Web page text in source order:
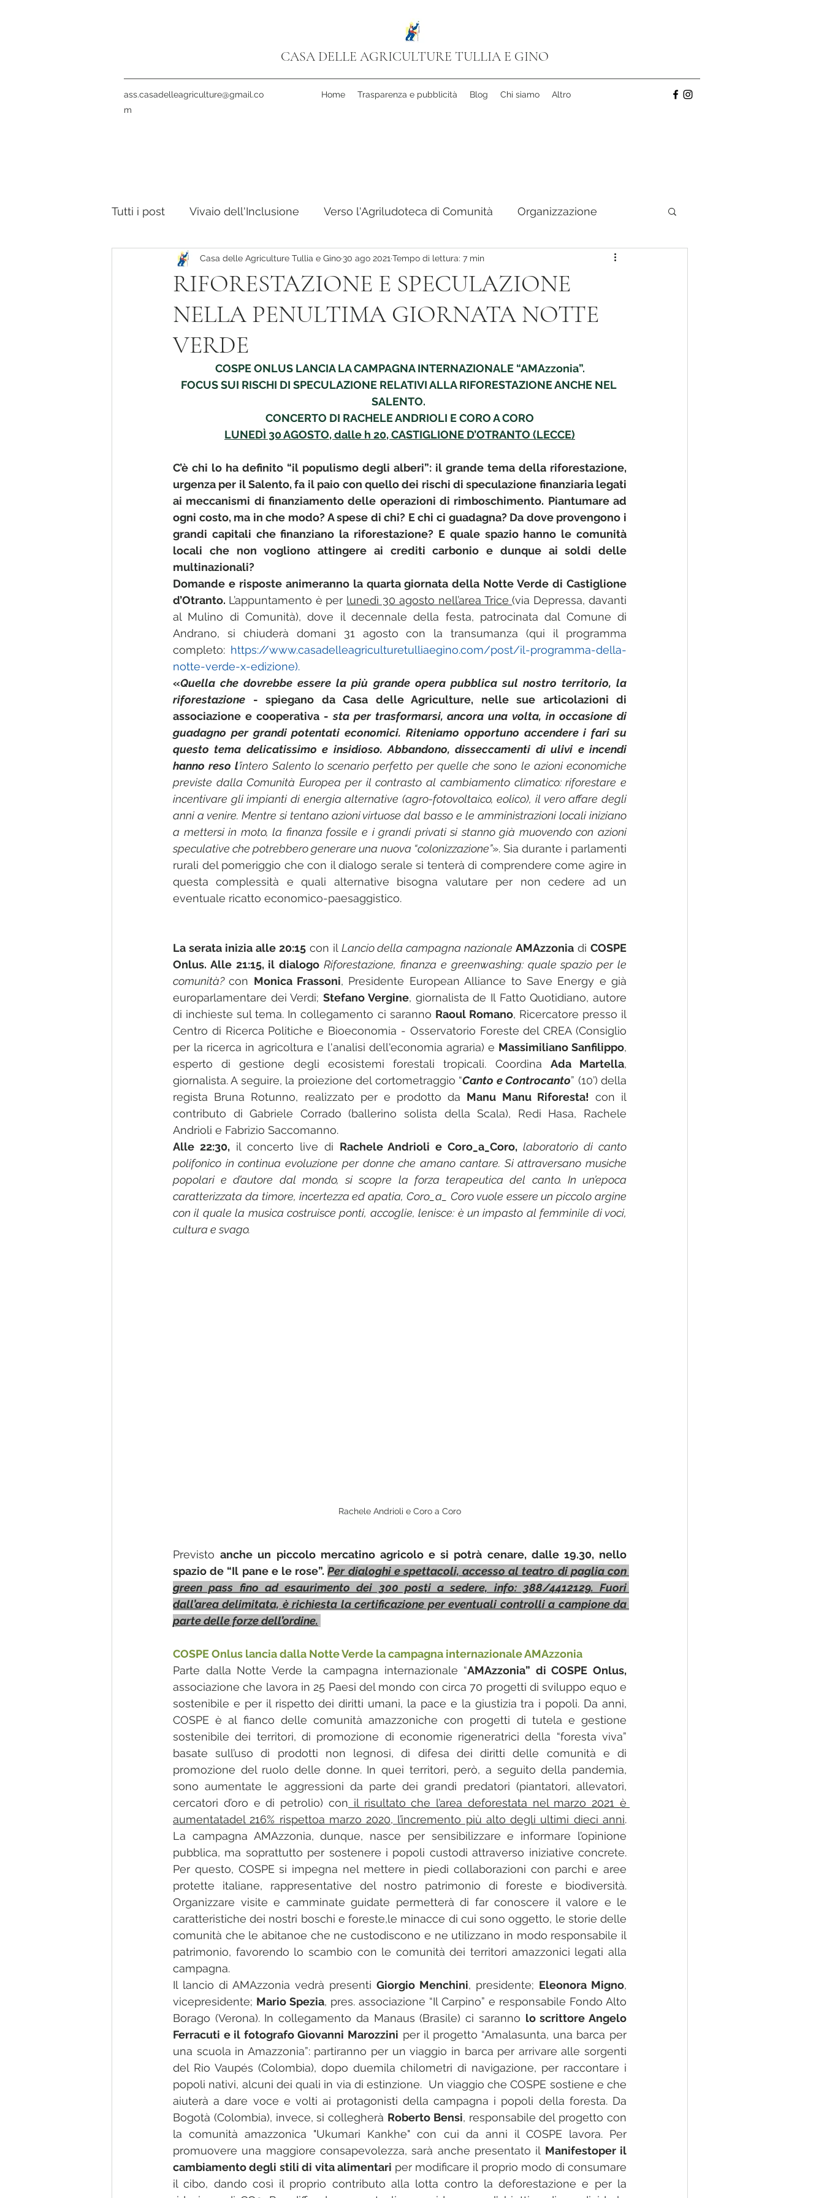
CASA DELLE AGRICULTURE TULLIA E GINO
ass.casadelleagriculture@gmail.co
m
Home Trasparenza e pubblicità Blog Chi siamo Altro
Tutti i post Vivaio dell'Inclusione Verso l'Agriludoteca di Comunità Organizzazione
Notte Verde La nostra Cooperativa Progetto Cinema Libri in Cammino
E' fatto giorno
RIFORESTAZIONE E SPECULAZIONE
NELLA PENULTIMA GIORNATA NOTTE
VERDE
Casa delle Agriculture Tullia e Gino 30 ago 2021 Tempo di lettura: 7 min
COSPE ONLUS LANCIA LA CAMPAGNA INTERNAZIONALE “AMAzzonia”.
FOCUS SUI RISCHI DI SPECULAZIONE RELATIVI ALLA RIFORESTAZIONE ANCHE NEL
SALENTO.
CONCERTO DI RACHELE ANDRIOLI E CORO A CORO
LUNEDÌ 30 AGOSTO, dalle h 20, CASTIGLIONE D’OTRANTO (LECCE)
C’è chi lo ha definito “il populismo degli alberi”: il grande tema della riforestazione,
urgenza per il Salento, fa il paio con quello dei rischi di speculazione finanziaria legati
ai meccanismi di finanziamento delle operazioni di rimboschimento. Piantumare ad
ogni costo, ma in che modo? A spese di chi? E chi ci guadagna? Da dove provengono i
grandi capitali che finanziano la riforestazione? E quale spazio hanno le comunità
locali che non vogliono attingere ai crediti carbonio e dunque ai soldi delle
multinazionali?
Domande e risposte animeranno la quarta giornata della Notte Verde di Castiglione
d’Otranto. L’appuntamento è per lunedì 30 agosto nell’area Trice (via Depressa, davanti
al Mulino di Comunità), dove il decennale della festa, patrocinata dal Comune di
Andrano, si chiuderà domani 31 agosto con la transumanza (qui il programma
completo: https://www.casadelleagriculturetulliaegino.com/post/il-programma-della-
notte-verde-x-edizione).
«Quella che dovrebbe essere la più grande opera pubblica sul nostro territorio, la
riforestazione - spiegano da Casa delle Agriculture, nelle sue articolazioni di
associazione e cooperativa - sta per trasformarsi, ancora una volta, in occasione di
guadagno per grandi potentati economici. Riteniamo opportuno accendere i fari su
questo tema delicatissimo e insidioso. Abbandono, disseccamenti di ulivi e incendi
hanno reso l’intero Salento lo scenario perfetto per quelle che sono le azioni economiche
previste dalla Comunità Europea per il contrasto al cambiamento climatico: riforestare e
incentivare gli impianti di energia alternative (agro-fotovoltaico, eolico), il vero affare degli
anni a venire. Mentre si tentano azioni virtuose dal basso e le amministrazioni locali iniziano
a mettersi in moto, la finanza fossile e i grandi privati si stanno già muovendo con azioni
speculative che potrebbero generare una nuova “colonizzazione”». Sia durante i parlamenti
rurali del pomeriggio che con il dialogo serale si tenterà di comprendere come agire in
questa complessità e quali alternative bisogna valutare per non cedere ad un
eventuale ricatto economico-paesaggistico.
La serata inizia alle 20:15 con il Lancio della campagna nazionale AMAzzonia di COSPE
Onlus. Alle 21:15, il dialogo Riforestazione, finanza e greenwashing: quale spazio per le
comunità? con Monica Frassoni, Presidente European Alliance to Save Energy e già
europarlamentare dei Verdi; Stefano Vergine, giornalista de Il Fatto Quotidiano, autore
di inchieste sul tema. In collegamento ci saranno Raoul Romano, Ricercatore presso il
Centro di Ricerca Politiche e Bioeconomia - Osservatorio Foreste del CREA (Consiglio
per la ricerca in agricoltura e l'analisi dell'economia agraria) e Massimiliano Sanfilippo,
esperto di gestione degli ecosistemi forestali tropicali. Coordina Ada Martella,
giornalista. A seguire, la proiezione del cortometraggio “Canto e Controcanto” (10’) della
regista Bruna Rotunno, realizzato per e prodotto da Manu Manu Riforesta! con il
contributo di Gabriele Corrado (ballerino solista della Scala), Redi Hasa, Rachele
Andrioli e Fabrizio Saccomanno.
Alle 22:30, il concerto live di Rachele Andrioli e Coro_a_Coro, laboratorio di canto
polifonico in continua evoluzione per donne che amano cantare. Si attraversano musiche
popolari e d’autore dal mondo, si scopre la forza terapeutica del canto. In un’epoca
caratterizzata da timore, incertezza ed apatia, Coro_a_ Coro vuole essere un piccolo argine
con il quale la musica costruisce ponti, accoglie, lenisce: è un impasto al femminile di voci,
cultura e svago.
Rachele Andrioli e Coro a Coro
Previsto anche un piccolo mercatino agricolo e si potrà cenare, dalle 19.30, nello
spazio de “Il pane e le rose”. Per dialoghi e spettacoli, accesso al teatro di paglia con
green pass fino ad esaurimento dei 300 posti a sedere, info: 388/4412129. Fuori
dall’area delimitata, è richiesta la certificazione per eventuali controlli a campione da
parte delle forze dell’ordine.
COSPE Onlus lancia dalla Notte Verde la campagna internazionale AMAzzonia
Parte dalla Notte Verde la campagna internazionale “AMAzzonia” di COSPE Onlus,
associazione che lavora in 25 Paesi del mondo con circa 70 progetti di sviluppo equo e
sostenibile e per il rispetto dei diritti umani, la pace e la giustizia tra i popoli. Da anni,
COSPE è al fianco delle comunità amazzoniche con progetti di tutela e gestione
sostenibile dei territori, di promozione di economie rigeneratrici della “foresta viva”
basate sull’uso di prodotti non legnosi, di difesa dei diritti delle comunità e di
promozione del ruolo delle donne. In quei territori, però, a seguito della pandemia,
sono aumentate le aggressioni da parte dei grandi predatori (piantatori, allevatori,
cercatori d’oro e di petrolio) con il risultato che l’area deforestata nel marzo 2021 è
aumentatadel 216% rispettoa marzo 2020, l’incremento più alto degli ultimi dieci anni
La campagna AMAzzonia, dunque, nasce per sensibilizzare e informare l’opinione
pubblica, ma soprattutto per sostenere i popoli custodi attraverso iniziative concrete.
Per questo, COSPE si impegna nel mettere in piedi collaborazioni con parchi e aree
protette italiane, rappresentative del nostro patrimonio di foreste e biodiversità.
Organizzare visite e camminate guidate permetterà di far conoscere il valore e le
caratteristiche dei nostri boschi e foreste,le minacce di cui sono oggetto, le storie delle
comunità che le abitanoe che ne custodiscono e ne utilizzano in modo responsabile il
patrimonio, favorendo lo scambio con le comunità dei territori amazzonici legati alla
campagna.
Il lancio di AMAzzonia vedrà presenti Giorgio Menchini, presidente; Eleonora Migno,
vicepresidente; Mario Spezia, pres. associazione “Il Carpino” e responsabile Fondo Alto
Borago (Verona). In collegamento da Manaus (Brasile) ci saranno lo scrittore Angelo
Ferracuti e il fotografo Giovanni Marozzini per il progetto “Amalasunta, una barca per
una scuola in Amazzonia”: partiranno per un viaggio in barca per arrivare alle sorgenti
del Rio Vaupés (Colombia), dopo duemila chilometri di navigazione, per raccontare i
popoli nativi, alcuni dei quali in via di estinzione.  Un viaggio che COSPE sostiene e che
aiuterà a dare voce e volti ai protagonisti della campagna i popoli della foresta. Da
Bogotà (Colombia), invece, si collegherà Roberto Bensi, responsabile del progetto con
la comunità amazzonica "Ukumari Kankhe" con cui da anni il COSPE lavora. Per
promuovere una maggiore consapevolezza, sarà anche presentato il Manifestoper il
cambiamento degli stili di vita alimentari per modificare il proprio modo di consumare
il cibo, dando così il proprio contributo alla lotta contro la deforestazione e per la